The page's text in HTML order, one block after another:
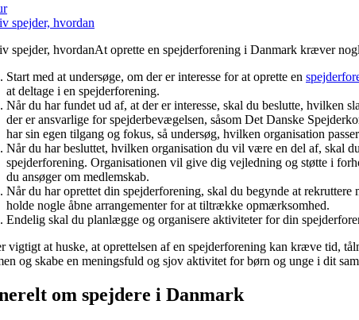
At oprette en spejderforening i Danmark kræver
Start med at undersøge, om der er interesse for at oprette en
at deltage i en spejderforening.
Når du har fundet ud af, at der er interesse, skal du beslutte, hvilken
der er ansvarlige for spejderbevægelsen, såsom Det Danske
har sin egen tilgang og fokus, så undersøg, hvilken organisation
Når du har besluttet, hvilken organisation du vil være en del af, skal
spejderforening. Organisationen vil give dig vejledning og støtte i
du ansøger om medlemskab.
Når du har oprettet din spejderforening, skal du begynde at
holde nogle åbne arrangementer for at tiltrække opmærksomhed.
Endelig skal du planlægge og organisere aktiviteter for din
vigtigt at huske, at oprettelsen af en spejderforening kan kræve tid,
og skabe en meningsfuld og sjov aktivitet for børn og unge i dit
om spejdere i Danmark